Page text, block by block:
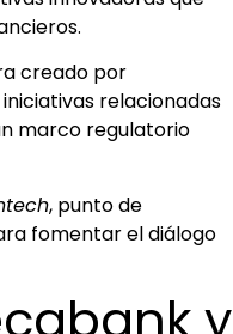
creado por
relacionadas
marco regulatorio
, punto de
fomentar el diálogo